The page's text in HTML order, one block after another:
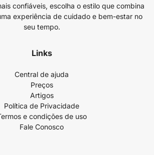
confiáveis, escolha o estilo que combina
experiência de cuidado e bem-estar no
seu tempo.
Links
Central de ajuda
Preços
Artigos
Política de Privacidade
e condições de uso
Fale Conosco